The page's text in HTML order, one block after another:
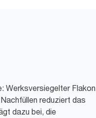
Werksversiegelter Flakon
reduziert das
dazu bei, die